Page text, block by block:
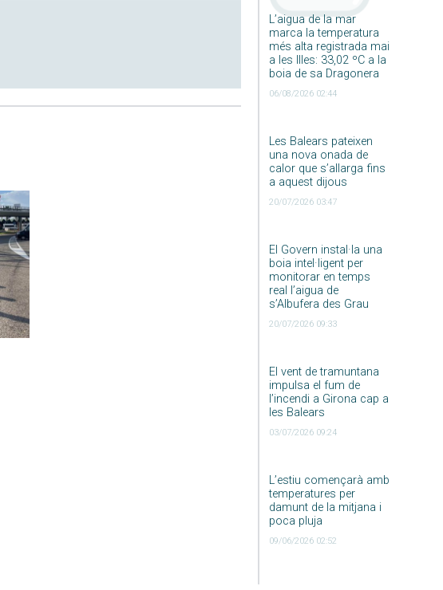
L’aigua de la mar
marca la temperatura
més alta registrada mai
a les Illes: 33,02 ºC a la
boia de sa Dragonera
06/08/2026 02:44
Les Balears pateixen
una nova onada de
calor que s’allarga fins
a aquest dijous
20/07/2026 03:47
El Govern instal·la una
boia intel·ligent per
monitorar en temps
real l’aigua de
s’Albufera des Grau
20/07/2026 09:33
El vent de tramuntana
impulsa el fum de
l’incendi a Girona cap a
les Balears
03/07/2026 09:24
L’estiu començarà amb
temperatures per
damunt de la mitjana i
poca pluja
09/06/2026 02:52